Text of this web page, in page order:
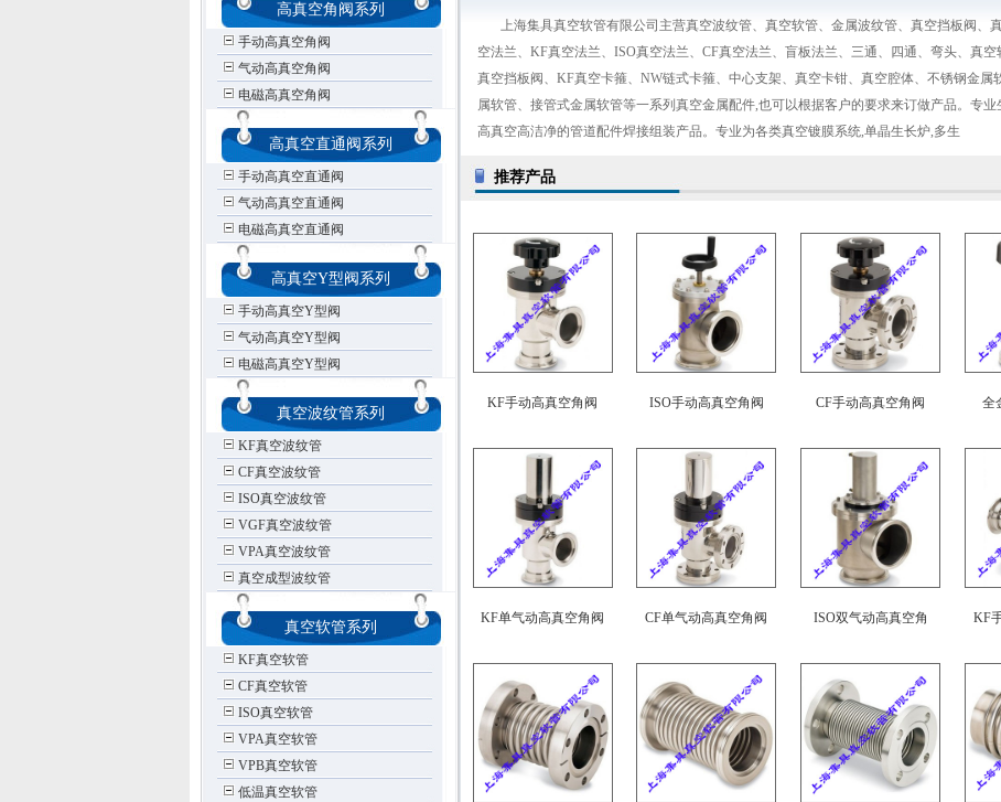
高真空角阀系列
手动高真空角阀
气动高真空角阀
电磁高真空角阀
高真空直通阀系列
手动高真空直通阀
气动高真空直通阀
电磁高真空直通阀
高真空Y型阀系列
手动高真空Y型阀
气动高真空Y型阀
电磁高真空Y型阀
真空波纹管系列
KF真空波纹管
CF真空波纹管
ISO真空波纹管
VGF真空波纹管
VPA真空波纹管
真空成型波纹管
真空软管系列
KF真空软管
CF真空软管
ISO真空软管
VPA真空软管
VPB真空软管
低温真空软管
上海集具真空软管有限公司主营真空波纹管、真空软管、金属波纹管、真空挡板阀、
空法兰、KF真空法兰、ISO真空法兰、CF真空法兰、盲板法兰、三通、四通、弯头、真
真空挡板阀、KF真空卡箍、NW链式卡箍、中心支架、真空卡钳、真空腔体、不锈钢金属
属软管、接管式金属软管等一系列真空金属配件,也可以根据客户的要求来订做产品。专
高真空高洁净的管道配件焊接组装产品。专业为各类真空镀膜系统,单晶生长炉,多生
推荐产品
KF手动高真空角阀 ISO手动高真空角阀 CF手动高真空角阀 全
KF单气动高真空角阀 CF单气动高真空角阀 ISO双气动高真空角 KF